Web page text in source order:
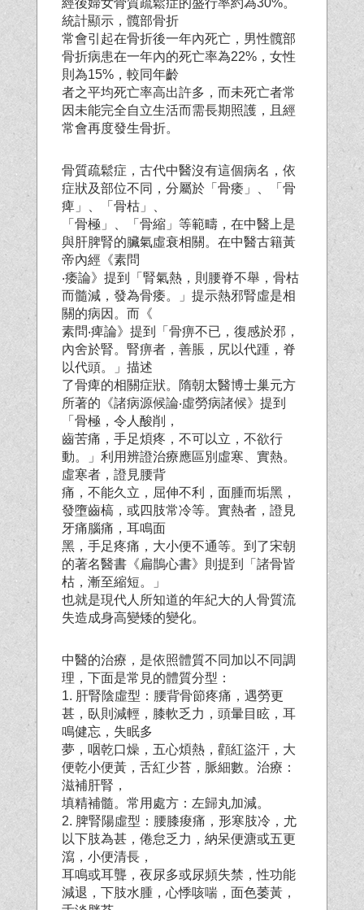
統計顯示，髖部骨折
常會引起在骨折後一年內死亡，男性髖部
骨折病患在一年內的死亡率為22%，女性
則為15%，較同年齡
者之平均死亡率高出許多，而未死亡者常
因未能完全自立生活而需長期照護，且經
常會再度發生骨折。
骨質疏鬆症，古代中醫沒有這個病名，依
症狀及部位不同，分屬於「骨痿」、「骨
痺」、「骨枯」、
「骨極」、「骨縮」等範疇，在中醫上是
與肝脾腎的臟氣虛衰相關。在中醫古籍黃
帝內經《素問
‧痿論》提到「腎氣熱，則腰脊不舉，骨枯
而髓減，發為骨痿。」提示熱邪腎虛是相
關的病因。而《
素問‧痺論》提到「骨痹不已，復感於邪，
內舍於腎。腎痹者，善脹，尻以代踵，脊
以代頭。」描述
了骨痺的相關症狀。隋朝太醫博士巢元方
所著的《諸病源候論‧虛勞病諸候》提到
「骨極，令人酸削，
齒苦痛，手足煩疼，不可以立，不欲行
動。」利用辨證治療應區別虛寒、實熱。
虛寒者，證見腰背
痛，不能久立，屈伸不利，面腫而垢黑，
發墮齒槁，或四肢常冷等。實熱者，證見
牙痛腦痛，耳鳴面
黑，手足疼痛，大小便不通等。到了宋朝
的著名醫書《扁鵲心書》則提到「諸骨皆
枯，漸至縮短。」
也就是現代人所知道的年紀大的人骨質流
失造成身高變矮的變化。
中醫的治療，是依照體質不同加以不同調
理，下面是常見的體質分型：
1. 肝腎陰虛型：腰背骨節疼痛，遇勞更
甚，臥則減輕，膝軟乏力，頭暈目眩，耳
鳴健忘，失眠多
夢，咽乾口燥，五心煩熱，顴紅盜汗，大
便乾小便黃，舌紅少苔，脈細數。治療：
滋補肝腎，
填精補髓。常用處方：左歸丸加減。
2. 脾腎陽虛型：腰膝痠痛，形寒肢冷，尤
以下肢為甚，倦怠乏力，納呆便溏或五更
瀉，小便清長，
耳鳴或耳聾，夜尿多或尿頻失禁，性功能
減退，下肢水腫，心悸咳喘，面色萎黃，